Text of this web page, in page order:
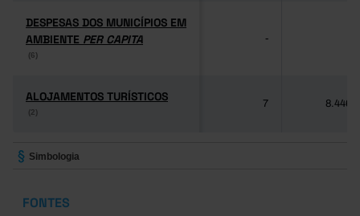
DESPESAS DOS MUNICÍPIOS EM
AMBIENTE PER CAPITA
(6)
DESPESAS DOS MUNICÍPIOS EM
AMBIENTE PER CAPITA
(6)
-
ALOJAMENTOS TURÍSTICOS
(2)
ALOJAMENTOS TURÍSTICOS
(2)
7 8.446
Simbologia
FONTES